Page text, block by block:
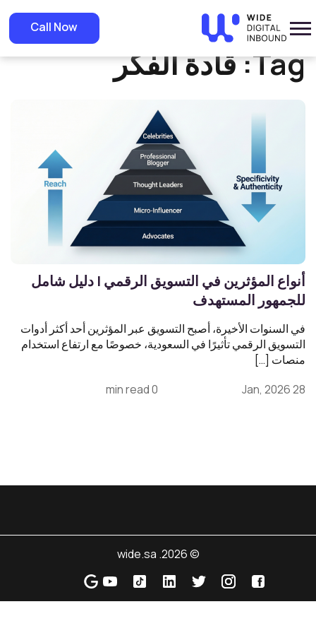
Call Now Home
» قادة الفكر
Tag: قادة الفكر
أنواع المؤثرين في التسويق الرقمي | دليل شامل
للجمهور المستهدف
في السنوات الأخيرة، أصبح التسويق عبر المؤثرين أحد أكثر أدوات
التسويق الرقمي تأثيرًا في السعودية، خصوصًا مع ارتفاع استخدام
منصات […]
28 Jan, 2026
0 min read
© 2026. wide.sa